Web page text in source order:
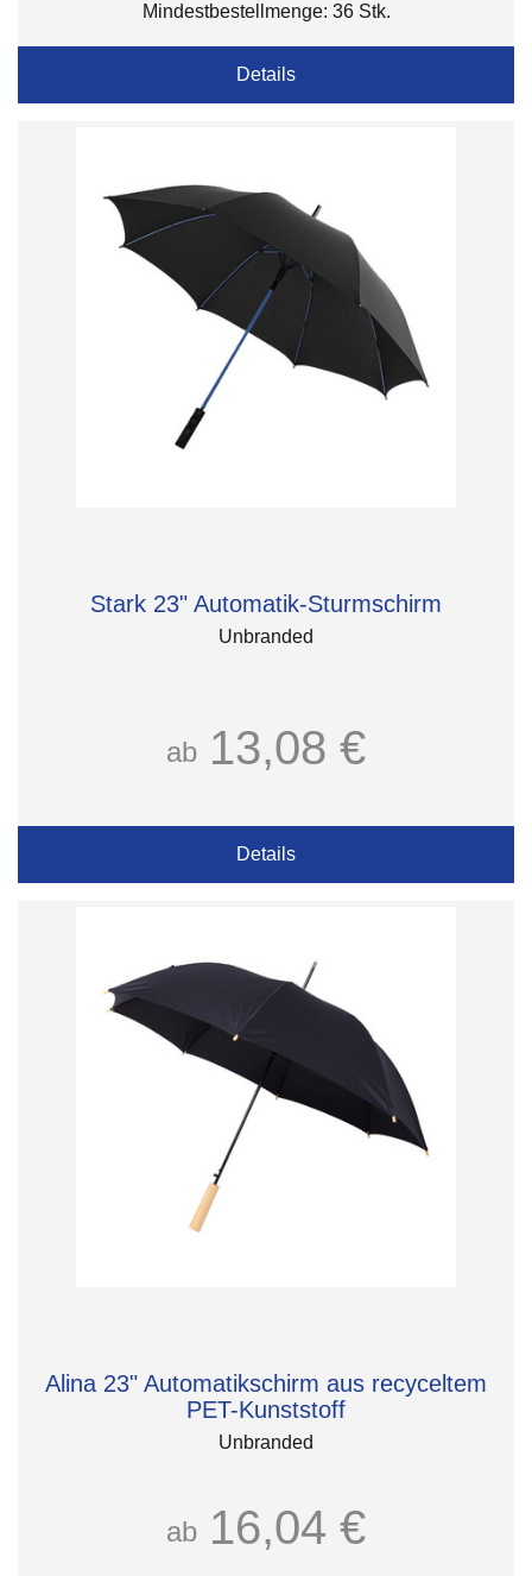
Mindestbestellmenge: 36 Stk.
Details
Stark 23" Automatik-Sturmschirm
Unbranded
ab 13,08 €
Details
Alina 23" Automatikschirm aus recyceltem
PET-Kunststoff
Unbranded
ab 16,04 €